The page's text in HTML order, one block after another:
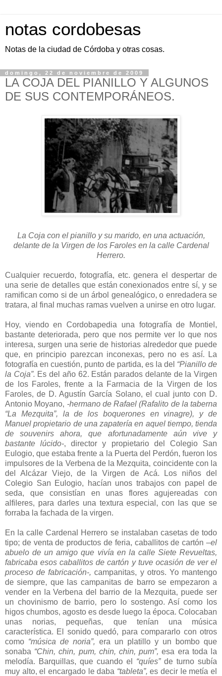
notas cordobesas
Notas de la ciudad de Córdoba y otras cosas.
domingo, 22 de noviembre de 2009
LA COJA DEL PIANILLO Y ALGUNOS
DE SUS CONTEMPORÁNEOS.
La Coja con el pianillo y su marido, en una actuación,
delante de la Virgen de los Faroles en la calle Cardenal
Herrero.
Cualquier recuerdo, fotografía, etc. genera el despertar de
una serie de detalles que están conexionados entre sí, y se
ramifican como si de un árbol genealógico, o enredadera se
tratara, al final muchas ramas vuelven a unirse en otro lugar.
Hoy, viendo en Cordobapedia una fotografía de Montiel,
bastante deteriorada, pero que nos permite ver lo que nos
interesa, surgen una serie de historias alrededor que puede
que, en principio parezcan inconexas, pero no es así. La
fotografía en cuestión, punto de partida, es la del “Pianillo de
la Coja”. Es del año 62. Están parados delante de la Virgen
de los Faroles, frente a la Farmacia de la Virgen de los
Faroles, de D. Agustín García Solano, el cual junto con D.
Antonio Moyano, -hermano de Rafael (Rafalito de la taberna
“La Mezquita”, la de los boquerones en vinagre), y de
Manuel propietario de una zapatería en aquel tiempo, tienda
desouvenirs ahora, que afortunadamente aún vive y
bastante lúcido-, director y propietario del Colegio San
Eulogio, que estaba frente a la Puerta del Perdón, fueron los
impulsores de la Verbena de la Mezquita, coincidente con la
del Alcázar Viejo, de la Virgen de Acá. Los niños del
Colegio San Eulogio, hacían unos trabajos con papel de
seda, que consistían en unas flores agujereadas con
alfileres, para darles una textura especial, con las que se
forraba la fachada de la virgen.
En la calle Cardenal Herrero se instalaban casetas de todo
tipo; de venta de productos de feria, caballitos de cartón –el
abuelo de un amigo que vivía en la calle Siete Revueltas,
fabricaba esos caballitos de cartón y tuve ocasión de ver el
proceso de fabricación-, campanitas, y otros. Yo mantengo
de siempre, que las campanitas de barro se empezaron a
vender en la Verbena del barrio de la Mezquita, puede ser
un chovinismo de barrio, pero lo sostengo. Así como los
higos chumbos, agosto es desde luego la época. Colocaban
unas norias, pequeñas, que tenían una música
característica. El sonido quedó, para compararlo con otros
como “música de noria”, era un platillo y un bombo que
sonaba “Chin, chin, pum, chin, chin, pum”, esa era toda la
melodía. Barquillas, que cuando el “quíes”de turno subía
muy alto, el encargado le daba “tableta”, es decir le metía el